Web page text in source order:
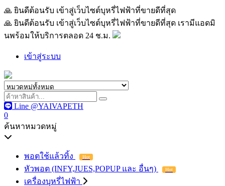
🙏 ยินดีต้อนรับ เข้าสู่เว็บไซต์บุหรี่ไฟฟ้าที่ขายดีที่สุด เรามีแอดมิน
🙏 ยินดีต้อนรับ เข้าสู่เว็บไซต์บุหรี่ไฟฟ้าที่ขายดีที่สุด เรามีแอดมิ
นพร้อมให้บริการตลอด 24 ช.ม.
เข้าสู่ระบบ
Line @YAIVAPETH
0
ค้นหาหมวดหมู่
พอตใช้แล้วทิ้ง Hot
หัวพอต (INFY,JUES,POPUP และ อื่นๆ) Hot
เครื่องบุหรี่ไฟฟ้า